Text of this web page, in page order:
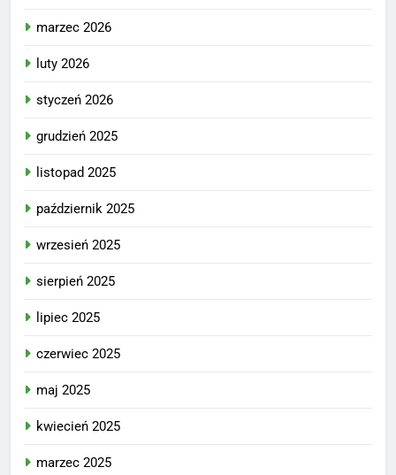
marzec 2026
luty 2026
styczeń 2026
grudzień 2025
listopad 2025
październik 2025
wrzesień 2025
sierpień 2025
lipiec 2025
czerwiec 2025
maj 2025
kwiecień 2025
marzec 2025